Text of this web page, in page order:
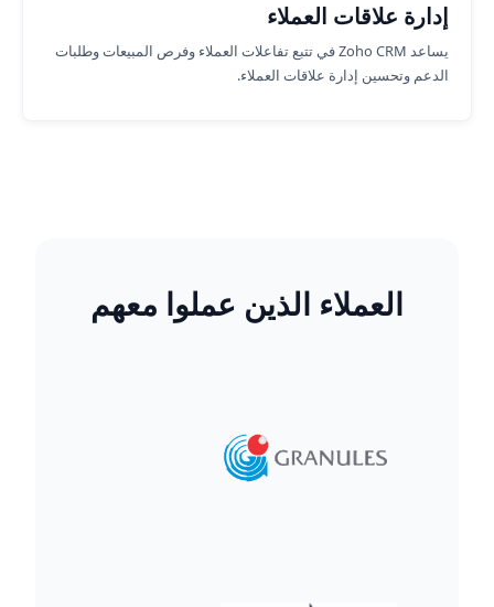
إدارة علاقات العملاء
يساعد Zoho CRM في تتبع تفاعلات العملاء وفرص المبيعات وطلبات
الدعم وتحسين إدارة علاقات العملاء.
العملاء الذين عملوا معهم